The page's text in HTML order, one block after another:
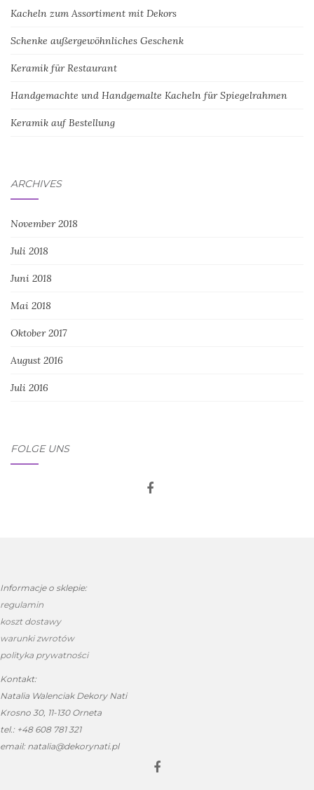
Kacheln zum Assortiment mit Dekors
Schenke außergewöhnliches Geschenk
Keramik für Restaurant
Handgemachte und Handgemalte Kacheln für Spiegelrahmen
Keramik auf Bestellung
ARCHIVES
November 2018
Juli 2018
Juni 2018
Mai 2018
Oktober 2017
August 2016
Juli 2016
FOLGE UNS
Informacje o sklepie:
regulamin
koszt dostawy
warunki zwrotów
polityka prywatności
Kontakt:
Natalia Walenciak Dekory Nati
Krosno 30, 11-130 Orneta
tel.: +48 608 781 321
email: natalia@dekorynati.pl